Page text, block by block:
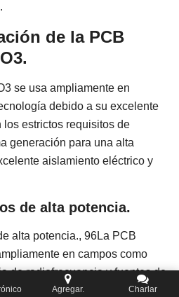
de la PCB
se usa ampliamente en
debido a su excelente
estrictos requisitos de
generación para una alta
aislamiento eléctrico y
de alta potencia.
alta potencia., 96La PCB
en campos como
de radiofrecuencia y fuentes de
láser debido a su excelente
Agregar. Charlar